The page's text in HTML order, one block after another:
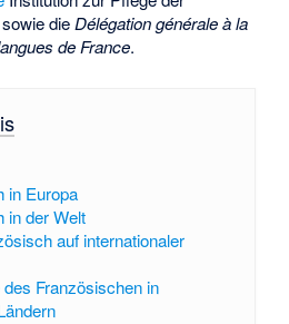
dieDélégation générale à la
de France.
in Europa
in der Welt
auf internationaler
des Französischen in